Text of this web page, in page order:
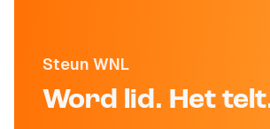
Steun WNL
Word lid. Het